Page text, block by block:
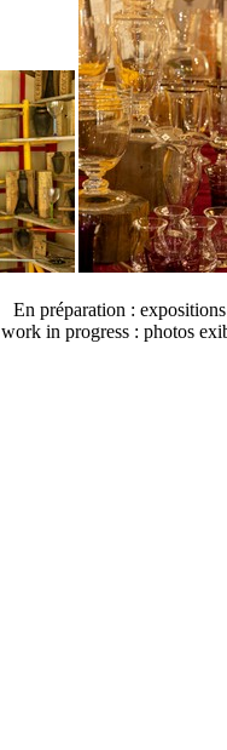
En préparation :
work in progress : photos